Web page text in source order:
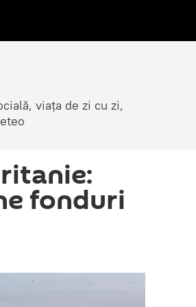
viața de zi cu zi,
fonduri